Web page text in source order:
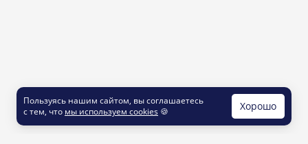
Пользуясь нашим сайтом, вы соглашаетесь
с тем, что мы используем cookies 🍪 Хорошо